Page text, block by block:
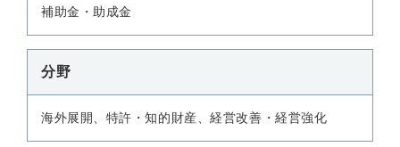
補助金・助成金
分野
海外展開、特許・知的財産、経営改善・経営強化